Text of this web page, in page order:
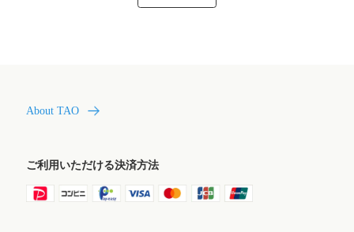
About TAO
ご利用いただける決済方法